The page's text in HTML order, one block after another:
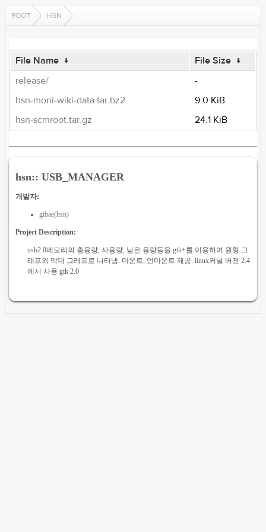
ROOT HSN
File Name ↓ File Size ↓
release/
-
hsn-moni-wiki-data.tar.bz2
9.0 KiB
hsn-scmroot.tar.gz
24.1 KiB
hsn:: USB_MANAGER
개발자:
gibae(hsn)
Project Description:
usb2.0메모리의 총용량, 사용량, 남은 용량등을 gtk+를 이용하여 원형 그
래프와 막대 그래프로 나타냄. 마운트, 언마운트 제공. linux커널 버젼 2.4
에서 사용 gtk 2.0